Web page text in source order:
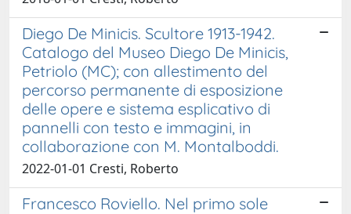
Diego De Minicis. Scultore 1913-1942.
Catalogo del Museo Diego De Minicis,
Petriolo (MC); con allestimento del
percorso permanente di esposizione
delle opere e sistema esplicativo di
pannelli con testo e immagini, in
collaborazione con M. Montalboddi.
2022-01-01 Cresti, Roberto
Francesco Roviello. Nel primo sole